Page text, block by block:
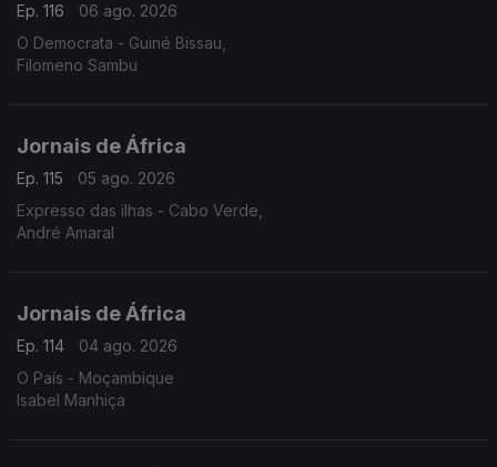
Ep. 116
06 ago. 2026
O Democrata - Guiné Bissau,
Filomeno Sambu
Jornais de África
Ep. 115
05 ago. 2026
Expresso das ilhas - Cabo Verde,
André Amaral
Jornais de África
Ep. 114
04 ago. 2026
O País - Moçambique
Isabel Manhiça